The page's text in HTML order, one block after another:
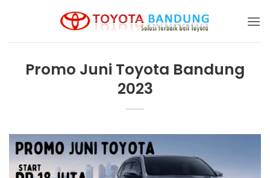
Promo Juni Toyota Bandung
2023